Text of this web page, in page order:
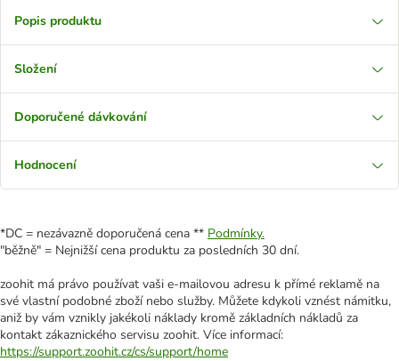
Popis produktu
Složení
Doporučené dávkování
Hodnocení
*DC = nezávazně doporučená cena ** Podmínky.
"běžně" = Nejnižší cena produktu za posledních 30 dní.
zoohit má právo používat vaši e-mailovou adresu k přímé reklamě na
své vlastní podobné zboží nebo služby. Můžete kdykoli vznést námitku,
aniž by vám vznikly jakékoli náklady kromě základních nákladů za
kontakt zákaznického servisu zoohit. Více informací:
https://support.zoohit.cz/cs/support/home